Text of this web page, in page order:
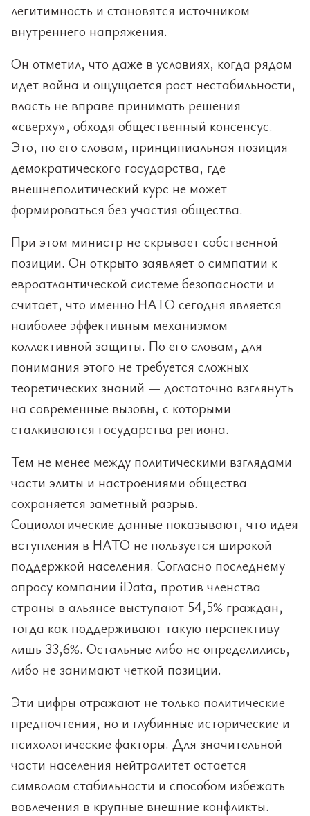
легитимность и становятся источником
внутреннего напряжения.
Он отметил, что даже в условиях, когда рядом
идет война и ощущается рост нестабильности,
власть не вправе принимать решения
«сверху», обходя общественный консенсус.
Это, по его словам, принципиальная позиция
демократического государства, где
внешнеполитический курс не может
формироваться без участия общества.
При этом министр не скрывает собственной
позиции. Он открыто заявляет о симпатии к
евроатлантической системе безопасности и
считает, что именно НАТО сегодня является
наиболее эффективным механизмом
коллективной защиты. По его словам, для
понимания этого не требуется сложных
теоретических знаний — достаточно взглянуть
на современные вызовы, с которыми
сталкиваются государства региона.
Тем не менее между политическими взглядами
части элиты и настроениями общества
сохраняется заметный разрыв.
Социологические данные показывают, что идея
вступления в НАТО не пользуется широкой
поддержкой населения. Согласно последнему
опросу компании iData, против членства
страны в альянсе выступают 54,5% граждан,
тогда как поддерживают такую перспективу
лишь 33,6%. Остальные либо не определились,
либо не занимают четкой позиции.
Эти цифры отражают не только политические
предпочтения, но и глубинные исторические и
психологические факторы. Для значительной
части населения нейтралитет остается
символом стабильности и способом избежать
вовлечения в крупные внешние конфликты.